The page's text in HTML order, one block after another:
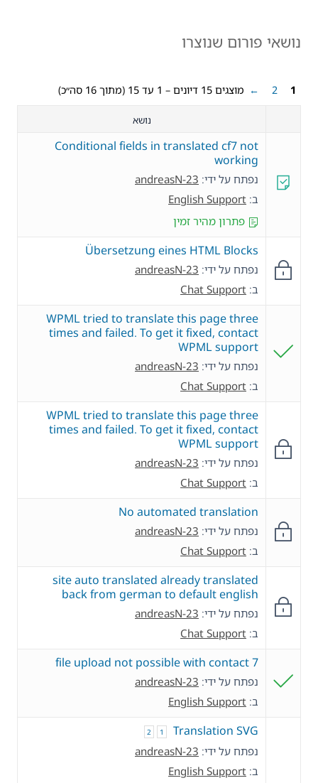
נושאי פורום שנוצרו
מוצגים 15 דיונים – 1 עד 15 (מתוך 16 סה״כ) 1
2
←
נושא
Conditional fields in translated cf7 not
working
נפתח על ידי: andreasN-23
ב: English Support
פתרון מהיר זמין
Übersetzung eines HTML Blocks
נפתח על ידי: andreasN-23
ב: Chat Support
WPML tried to translate this page three
times and failed. To get it fixed, contact
WPML support
נפתח על ידי: andreasN-23
ב: Chat Support
WPML tried to translate this page three
times and failed. To get it fixed, contact
WPML support
נפתח על ידי: andreasN-23
ב: Chat Support
No automated translation
נפתח על ידי: andreasN-23
ב: Chat Support
site auto translated already translated
back from german to default english
נפתח על ידי: andreasN-23
ב: Chat Support
file upload not possible with contact 7
נפתח על ידי: andreasN-23
ב: English Support
Translation SVG
1
2
נפתח על ידי: andreasN-23
ב: English Support